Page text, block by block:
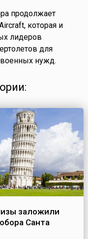
продолжает
которая и
лидеров
для
нужд.
заложили
Санта